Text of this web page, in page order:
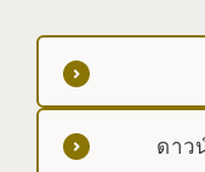
ดาว